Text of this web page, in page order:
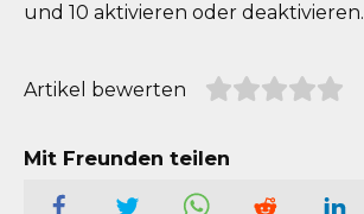
und 10 aktivieren oder deaktivieren.
Artikel bewerten
Mit Freunden teilen